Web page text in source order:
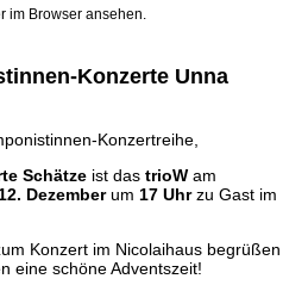
im Browser ansehen.
Konzerte Unna
Konzertreihe,
Schätze ist das trioW am
12. Dezemberum 17 Uhrzu Gast im
Konzert im Nicolaihaus begrüßen
eine schöne Adventszeit!